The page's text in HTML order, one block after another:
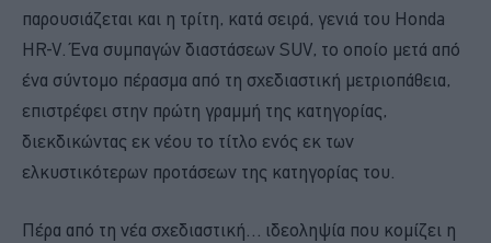
παρουσιάζεται και η τρίτη, κατά σειρά, γενιά του Honda
HR-V. Ένα συμπαγών διαστάσεων SUV, το οποίο μετά από
ένα σύντομο πέρασμα από τη σχεδιαστική μετριοπάθεια,
επιστρέφει στην πρώτη γραμμή της κατηγορίας,
διεκδικώντας εκ νέου το τίτλο ενός εκ των
ελκυστικότερων προτάσεων της κατηγορίας του.
Πέρα από τη νέα σχεδιαστική… ιδεοληψία που κομίζει η